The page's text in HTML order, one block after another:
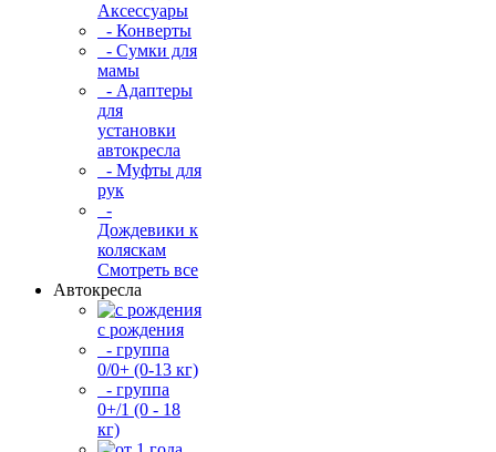
Аксессуары
- Конверты
- Сумки для
мамы
- Адаптеры
для
установки
автокресла
- Муфты для
рук
-
Дождевики к
коляскам
Смотреть все
Автокресла
с рождения
- группа
0/0+ (0-13 кг)
- группа
0+/1 (0 - 18
кг)